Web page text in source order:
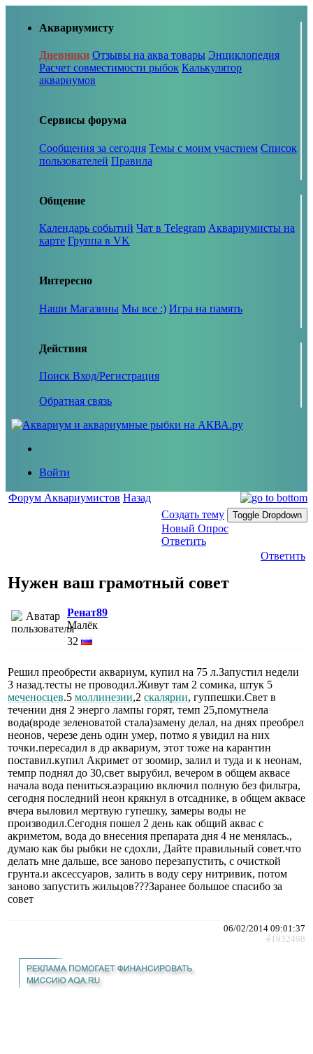
Аквариумисту
Дневники Отзывы на аква товары Энциклопедия
Расчет совместимости рыбок Калькулятор
аквариумов
Сервисы форума
Сообщения за сегодня Темы с моим участием Список
пользователей Правила
Общение
Календарь событий Чат в Telegram Аквариумисты на
карте Группа в VK
Интересно
Наши Магазины Мы все :) Игра на память
Действия
Поиск Вход/Регистрация
Обратная связь
Войти
Форум Аквариумистов Назад
Создать тему
Toggle Dropdown
Новый Опрос
Ответить
Ответить
Нужен ваш грамотный совет
Ренат89
Малёк
32
Решил преобрести аквариум, купил на 75 л.Запустил недели
3 назад.тесты не проводил.Живут там 2 сомика, штук 5
меченосцев.5 моллинезии,2 скалярии, гуппешки.Свет в
течении дня 2 энерго лампы горят, темп 25,помутнела
вода(вроде зеленоватой стала)замену делал, на днях преобрел
неонов, черезе день один умер, потмо я увидил на них
точки.пересадил в др аквариум, этот тоже на карантин
поставил.купил Акримет от зоомир, залил и туда и к неонам,
темпр поднял до 30,свет вырубил, вечером в общем аквасе
начала вода пениться.аэрацию включил полную без фильтра,
сегодня последний неон крякнул в отсаднике, в общем аквасе
вчера выловил мертвую гупешку, замеры воды не
производил.Сегодня пошел 2 день как общий аквас с
акриметом, вода до внесения препарата дня 4 не менялась.,
думаю как бы рыбки не сдохли, Дайте правильный совет.что
делать мне дальше, все заново перезапустить, с очисткой
грунта.и аксессуаров, залить в воду серу нитривик, потом
заново запустить жильцов???Заранее большое спасибо за
совет
06/02/2014 09:01:37
#1932498